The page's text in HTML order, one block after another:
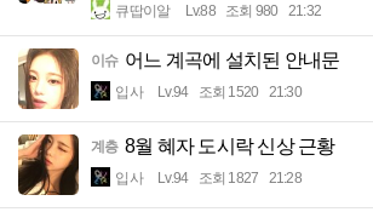
큐땁이알 Lv.88 조회 980 21:32
이슈 어느 계곡에 설치된 안내문
입사 Lv.94 조회 1520 21:30
계층 8월 혜자 도시락 신상 근황
입사 Lv.94 조회 1827 21:28